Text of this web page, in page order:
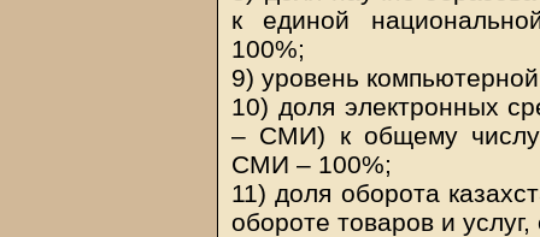
к единой
100%;
9) уровень
10) доля электронных
– СМИ) к общему числу
СМИ – 100%;
11) доля оборота
обороте товаров и